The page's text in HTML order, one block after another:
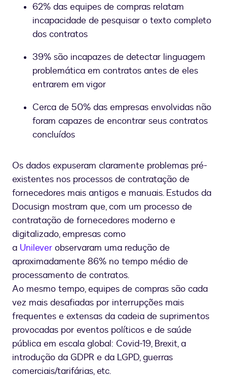
62% das equipes de compras relatam
incapacidade de pesquisar o texto completo
dos contratos
39% são incapazes de detectar linguagem
problemática em contratos antes de eles
entrarem em vigor
Cerca de 50% das empresas envolvidas não
foram capazes de encontrar seus contratos
concluídos
Os dados expuseram claramente problemas pré-
existentes nos processos de contratação de
fornecedores mais antigos e manuais. Estudos da
Docusign mostram que, com um processo de
contratação de fornecedores moderno e
digitalizado, empresas como
a Unilever observaram uma redução de
aproximadamente 86% no tempo médio de
processamento de contratos.
Ao mesmo tempo, equipes de compras são cada
vez mais desafiadas por interrupções mais
frequentes e extensas da cadeia de suprimentos
provocadas por eventos políticos e de saúde
pública em escala global: Covid-19, Brexit, a
introdução da GDPR e da LGPD, guerras
comerciais/tarifárias, etc.